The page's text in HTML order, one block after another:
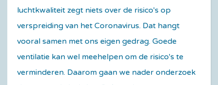
luchtkwaliteit zegt niets over de risico's op
verspreiding van het Coronavirus. Dat hangt
vooral samen met ons eigen gedrag. Goede
ventilatie kan wel meehelpen om de risico's te
verminderen. Daarom gaan we nader onderzoek